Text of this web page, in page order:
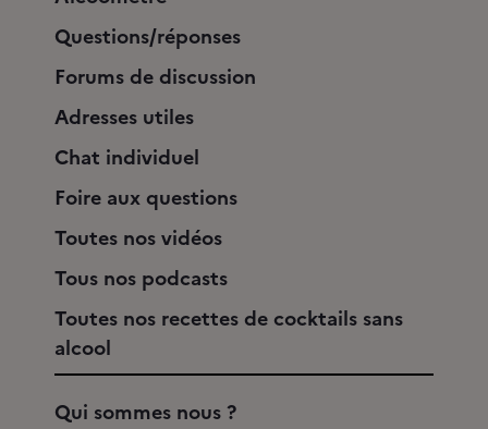
Questions/réponses
Forums de discussion
Adresses utiles
Chat individuel
Foire aux questions
Toutes nos vidéos
Tous nos podcasts
Toutes nos recettes de cocktails sans
alcool
Qui sommes nous ?